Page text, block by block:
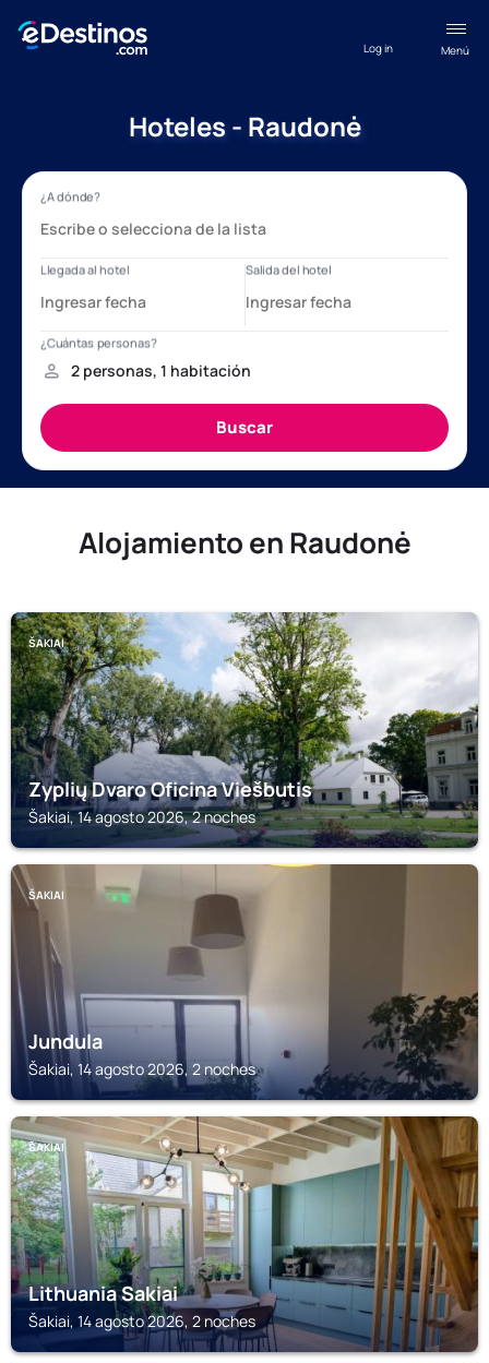
Menú
Log in
Hoteles - Raudonė
Alojamiento en Raudonė
ŠAKIAI
Zyplių Dvaro Oficina Viešbutis
Šakiai, 14 agosto 2026, 2 noches
ŠAKIAI
Jundula
Šakiai, 14 agosto 2026, 2 noches
ŠAKIAI
Lithuania Sakiai
Šakiai, 14 agosto 2026, 2 noches